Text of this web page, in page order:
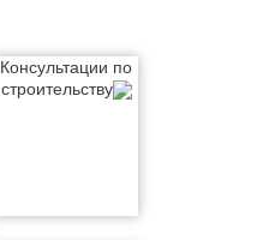
Консультации по
строительству